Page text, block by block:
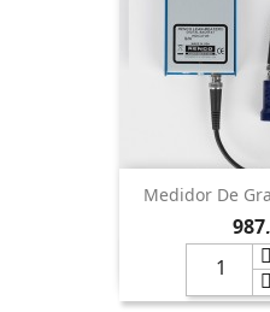
Medidor De